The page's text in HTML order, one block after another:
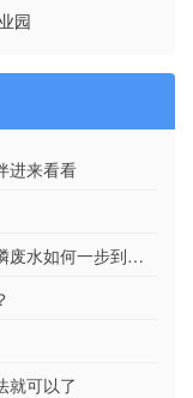
园
进来看看
如何一步到位！
就可以了